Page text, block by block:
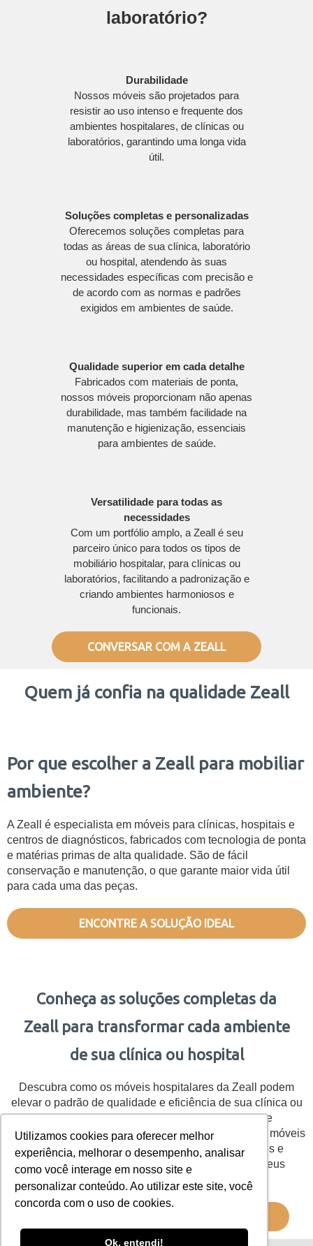
Utilizamos cookies para oferecer melhor
experiência, melhorar o desempenho, analisar
como você interage em nosso site e
personalizar conteúdo. Ao utilizar este site, você
concorda com o uso de cookies.
Ok, entendi!
laboratório?
Durabilidade
Nossos móveis são projetados para
resistir ao uso intenso e frequente dos
ambientes hospitalares, de clínicas ou
laboratórios, garantindo uma longa vida
útil.
Soluções completas e personalizadas
Oferecemos soluções completas para
todas as áreas de sua clínica, laboratório
ou hospital, atendendo às suas
necessidades específicas com precisão e
de acordo com as normas e padrões
exigidos em ambientes de saúde.
Qualidade superior em cada detalhe
Fabricados com materiais de ponta,
nossos móveis proporcionam não apenas
durabilidade, mas também facilidade na
manutenção e higienização, essenciais
para ambientes de saúde.
Versatilidade para todas as
necessidades
Com um portfólio amplo, a Zeall é seu
parceiro único para todos os tipos de
mobiliário hospitalar, para clínicas ou
laboratórios, facilitando a padronização e
criando ambientes harmoniosos e
funcionais.
CONVERSAR COM A ZEALL
Quem já confia na qualidade Zeall
Por que escolher a Zeall para mobiliar
ambiente?
A Zeall é especialista em móveis para clínicas, hospitais e
centros de diagnósticos, fabricados com tecnologia de ponta
e matérias primas de alta qualidade. São de fácil
conservação e manutenção, o que garante maior vida útil
para cada uma das peças.
ENCONTRE A SOLUÇÃO IDEAL
Conheça as soluções completas da
Zeall para transformar cada ambiente
de sua clínica ou hospital
Descubra como os móveis hospitalares da Zeall podem
elevar o padrão de qualidade e eficiência de sua clínica ou
hospital. Com durabilidade, design exclusivo e
conformidade com as normas de saúde, oferecemos móveis
personalizados para criar ambientes acolhedores e
funcionais. Não perca a chance de transformar seus
espaços!